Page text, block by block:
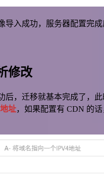
导入成功，服务器配置完
修改
后，迁移就基本完成了，
址，如果配置有 CDN 的